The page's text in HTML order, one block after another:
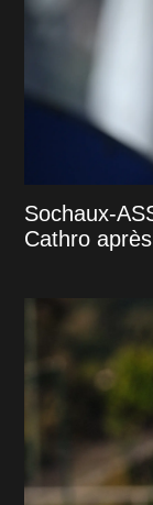
Sochaux-
Cathro